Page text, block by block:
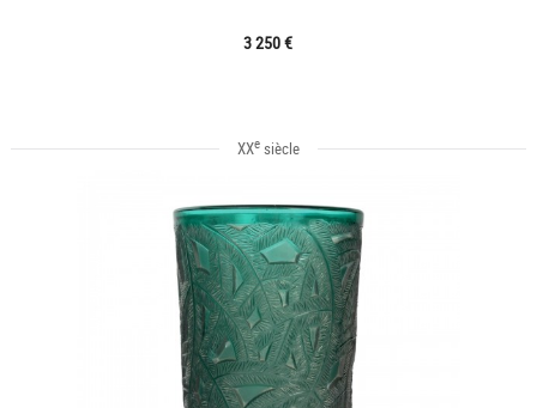
3 250 €
XXesiècle